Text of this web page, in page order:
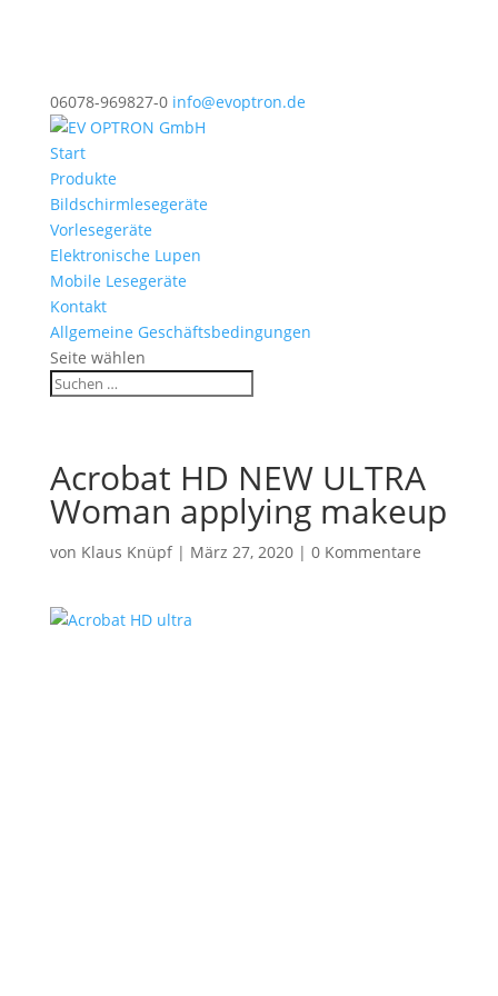
06078-969827-0 info@evoptron.de
Start
Produkte
Bildschirmlesegeräte
Vorlesegeräte
Elektronische Lupen
Mobile Lesegeräte
Kontakt
Allgemeine Geschäftsbedingungen
Seite wählen
Acrobat HD NEW ULTRA
Woman applying makeup
von Klaus Knüpf| März 27, 2020| 0 Kommentare